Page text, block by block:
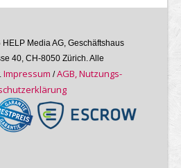
Media AG, Geschäftshaus
40, CH-8050 Zürich. Alle
Im­pres­sum /AGB, Nutzungs­